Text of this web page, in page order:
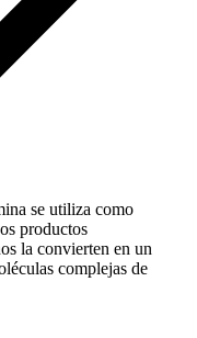
se utiliza como
productos
la convierten en un
complejas de